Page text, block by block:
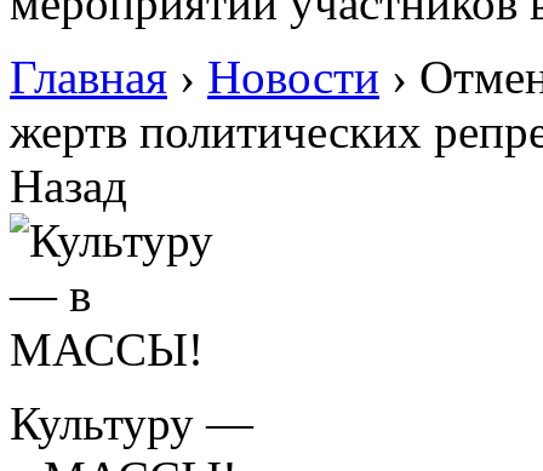
Главная › Новости ›
жертв политических
Назад
Культуру —